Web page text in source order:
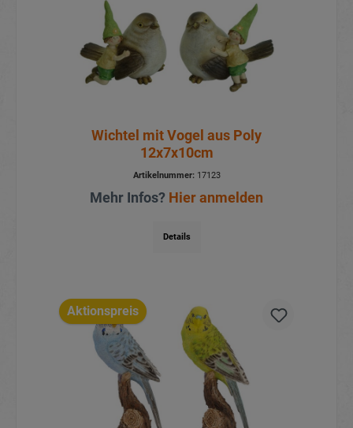
Wichtel mit Vogel aus Poly
12x7x10cm
Artikelnummer:17123
Mehr Infos? Hier anmelden
Details
Aktionspreis